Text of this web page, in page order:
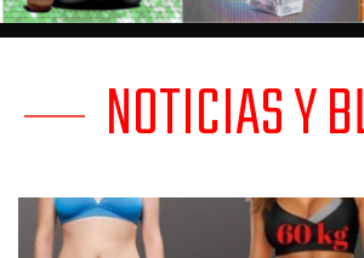
de carne
BCCA
NOTICIAS Y